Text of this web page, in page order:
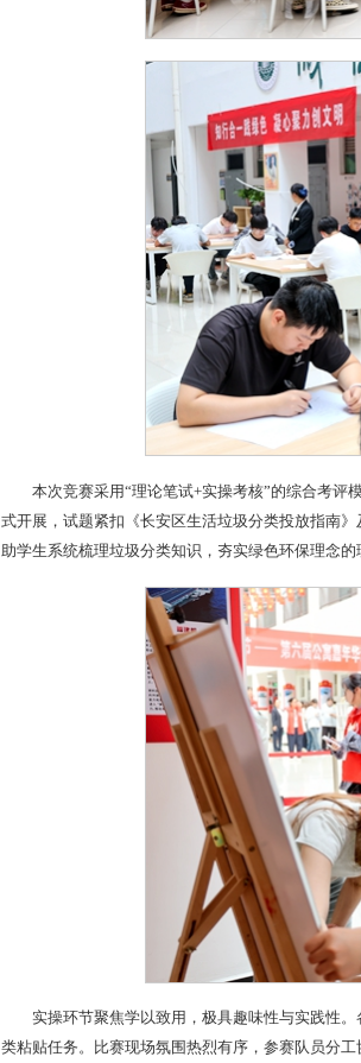
本次竞赛采用“理论笔试+实操考核”的综合考评
式开展，试题紧扣《长安区生活垃圾分类投放指南
助学生系统梳理垃圾分类知识，夯实绿色环保理念的
实操环节聚焦学以致用，极具趣味性与实践性
类粘贴任务。比赛现场氛围热烈有序，参赛队员分